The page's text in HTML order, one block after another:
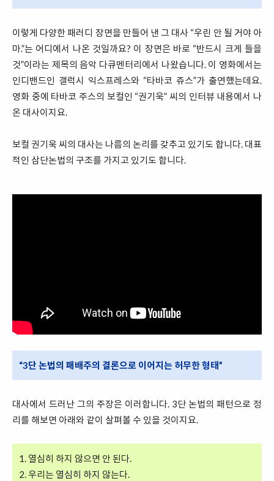
이렇게 다양한 패러디 장면을 만들어 낸 그 대사 “우린 안 될 거야 아
마.”는 어디에서 나온 것일까요? 이 장면은 바로 “반드시 크게 들을
것”이라는 제목의 음악 다큐멘터리에서 나왔습니다. 이 영화에서는
인디밴드인 갤럭시 익스프레스와 “타바코 쥬스”가 출연했는데요.
영화 중에 타바코 주스의 보컬인 “권기욱” 씨의 인터뷰 내용에서 나
온 대사이지요.
보컬 권기욱 씨의 대사는 나름의 논리를 갖추고 있기도 합니다. 대표
적인 삼단논법의 구조를 가지고 있기도 합니다.
“3단 논법의 패배주의 결론으로 이어지는 허무한 형태”
대사에서 드러난 그의 주장은 이러합니다. 3단 논법의 패턴으로 정
리를 해보면 아래와 같이 살펴볼 수 있을 것이지요.
1. 열심히 하지 않으면 안 된다.
2. 우리는 열심히 하지 않는다.